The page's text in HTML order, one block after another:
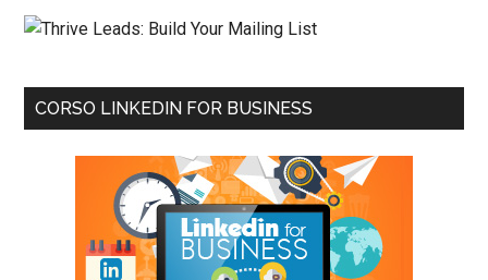
CORSO LINKEDIN FOR BUSINESS